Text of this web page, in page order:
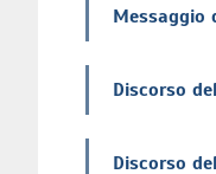
Messaggio
Discorso
Discorso